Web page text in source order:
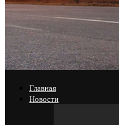
Главная
Новости